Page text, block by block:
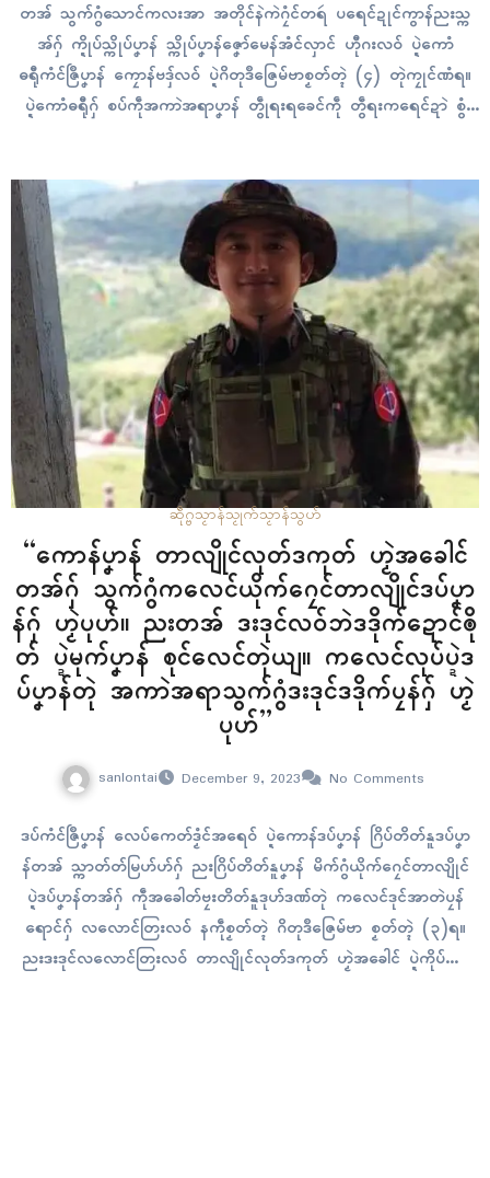
တအ် သွက်ဂွံသောၚ်ကလးအာ အတိုၚ်နဲကဲဂၠံၚ်တရဴ ပရေၚ်ဍုၚ်ကွာန်ညးသ္က
အ်ဂှ် က္ဍိုပ်သ္ကိုပ်ပၞာန် သ္ကိုပ်ပၞာန်ဇၞော်မေန်အံၚ်လှာၚ် ဟီုဂးလဝ် ပ္ဍဲကောံ
ဓရီုကံၚ်ဇြဳပၞာန် ကၠောန်ဗဒှ်လဝ် ပ္ဍဲဂိတုဒဳဇြေမ်ဗာစၟတ်တ္ၚဲ (၄) တုဲကၠုၚ်ဏံရ။
ပ္ဍဲကောံဓရီုဂှ် စပ်ကဵုအကာဲအရာပၞာန် တွဵုရးရခေၚ်ကဵု တွဵရးကရေၚ်ဍာဲ စွံ
လဝ် သွက်ဂွံသောၚ်ကလးအာ…
ဆဵုဂ္ဗသၟာန်သၟုက်သၟာန်သွဟ်
“ကောန်ပၞာန် တာလျိုၚ်လုတ်ဒကုတ် ဟၟဲအခေါၚ်
တအ်ဂှ် သွက်ဂွံကလေၚ်ယိုက်ဂၠေၚ်တာလျိုၚ်ဒပ်ပၞာ
န်ဂှ် ဟၟဲပုဟ်။ ညးတအ် ဒးဒုၚ်လဝ်ဘဲဒဒိုက်ဍောၚ်ၜို
တ် ပ္ဍဲမုက်ပၞာန် စုၚ်လေၚ်တုဲယျ။ ကလေၚ်လုပ်ပ္ဍဲဒ
ပ်ပၞာန်တုဲ အကာဲအရာသွက်ဂွံဒးဒုၚ်ဒဒိုက်ပၠန်ဂှ် ဟၟဲ
ပုဟ်”
sanlontai December 9, 2023 No Comments
ဒပ်ကံၚ်ဇြဳပၞာန် လေပ်ကေတ်ဒၟံၚ်အရေဝ် ပ္ဍဲကောန်ဒပ်ပၞာန် ဂြိပ်တိတ်နူဒပ်ပၞာ
န်တအ် သ္ကာတ်တ်မြဟ်ဟ်ဂှ် ညးဂြိပ်တိတ်နူပၞာန် မိက်ဂွံယိုက်ဂၠေၚ်တာလျိုၚ်
ပ္ဍဲဒပ်ပၞာန်တအ်ဂှ် ကဵုအခေါတ်ဗၠးတိတ်နူဒုဟ်ဒဏ်တုဲ ကလေၚ်ဒုၚ်အာတဲပၠန်
ရောၚ်ဂှ် လလောၚ်တြးလဝ် နကဵုစၟတ်တ္ၚဲ ဂိတုဒဳဇြေမ်ဗာ စၟတ်တ္ၚဲ (၃)ရ။
ညးဒးဒုၚ်လလောၚ်တြးလဝ် တာလျိုၚ်လုတ်ဒကုတ် ဟၟဲအခေါၚ် ပ္ဍဲကိုပ်ကၠာ